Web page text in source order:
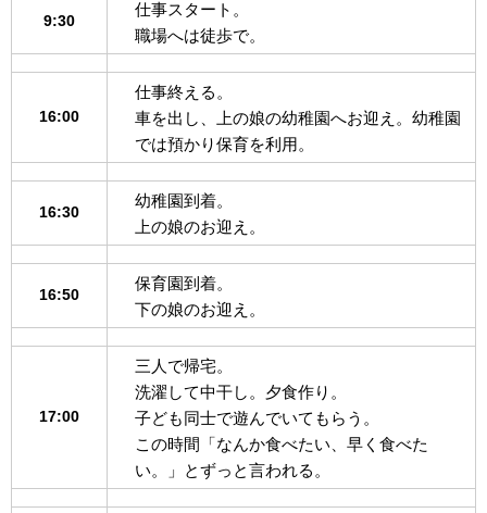
9:30
仕事スタート。
職場へは徒歩で。
16:00
仕事終える。
車を出し、上の娘の幼稚園へお迎え。幼稚園
では預かり保育を利用。
16:30
幼稚園到着。
上の娘のお迎え。
16:50
保育園到着。
下の娘のお迎え。
17:00
三人で帰宅。
洗濯して中干し。夕食作り。
子ども同士で遊んでいてもらう。
この時間「なんか食べたい、早く食べた
い。」とずっと言われる。